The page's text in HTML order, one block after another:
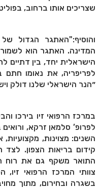
שצריכים אותו ברחוב,
והוסיף:"האתגר הגדול
המדינה. האתגר הוא
הישראלית יחד, בין דתיים
לפריפריה, את נאומו חתם
״הנר הישראלי שלנו דולק
במרכז הרפואי זיו בירכו
לפרופ’ סלמאן זרקא,
השנים: מצוינות, מקצועיות,
קידום בריאות הצפון. לצד
התואר משקף גם את רוח
צוותי המרכז הרפואי זיו,
בשגרה ובחירום, מתוך